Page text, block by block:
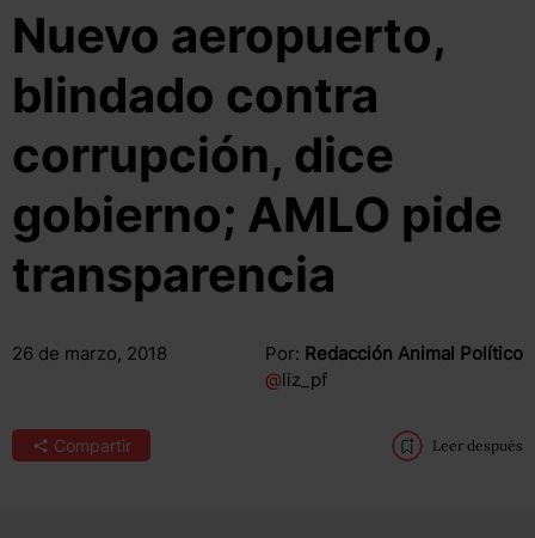
Nuevo aeropuerto,
blindado contra
corrupción, dice
gobierno; AMLO pide
transparencia
26 de marzo, 2018 Por: Redacción Animal Político
@liz_pf
Compartir Leer después